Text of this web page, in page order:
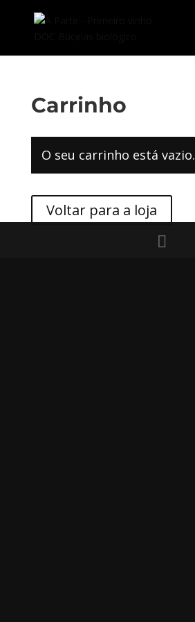
Carrinho
O seu carrinho está vazio.
Voltar para a loja